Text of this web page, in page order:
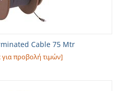
Cable 75 Mtr
για προβολή τιμών]